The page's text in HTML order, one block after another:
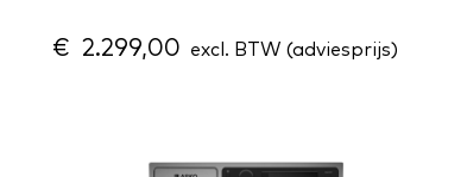
€ 2.299,00 excl. BTW (adviesprijs)